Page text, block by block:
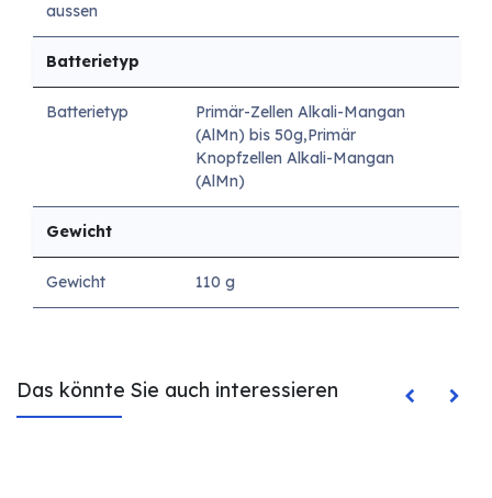
aussen
Batterietyp
Batterietyp
Primär-Zellen Alkali-Mangan
(AlMn) bis 50g,Primär
Knopfzellen Alkali-Mangan
(AlMn)
Gewicht
Gewicht 110 g
Das könnte Sie auch interessieren